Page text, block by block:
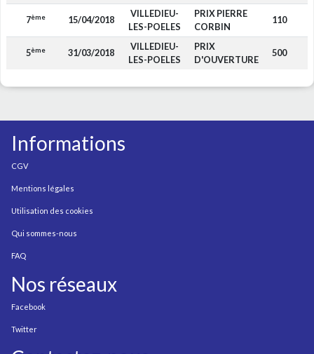
7ème 15/04/2018
VILLEDIEU-
LES-POELES
PRIX PIERRE
CORBIN
110
5ème 31/03/2018
VILLEDIEU-
LES-POELES
PRIX
D'OUVERTURE
500
Informations
CGV
Mentions légales
Utilisation des cookies
Qui sommes-nous
FAQ
Nos réseaux
Facebook
Twitter